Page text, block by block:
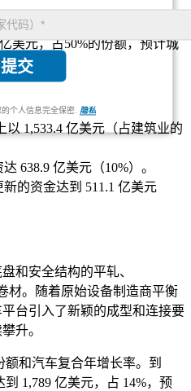
提交
个人信息完全保密. 隐私
和建筑复合年增长率。到
美元，占50%的份额，预计城
为3.4%。
以 1,533.4 亿美元（占建筑业的
638.9 亿美元（10%）。
的资金达到 511.1 亿美元
和安全结构的平轧、
材。随着原始设备制造商平衡
台引入了新颖的成型和连接要
升。
和汽车复合年增长率。到
1,789 亿美元，占 14%，预